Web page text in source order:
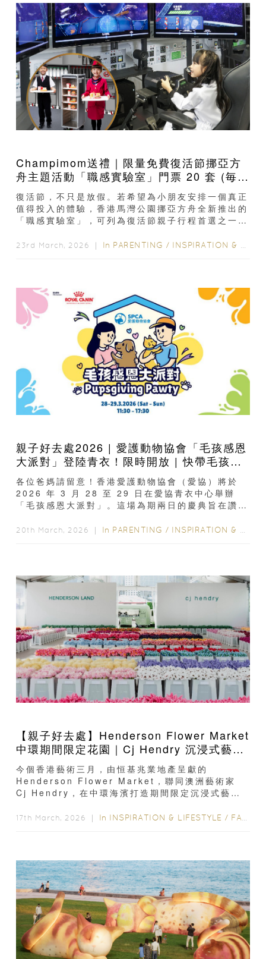
Champimom送禮｜限量免費復活節挪亞方
舟主題活動「職感實驗室」門票 20 套 (毎套
門票兩張連10個遊戲代幣) 價值$7920｜小
朋友化身夢想實習生體驗 6大職業
復活節，不只是放假。若希望為小朋友安排一個真正
值得投入的體驗，香港馬灣公園挪亞方舟全新推出的
「職感實驗室」，可列為復活節親子行程首選之一。
23rd March, 2026 ｜ In PARENTING / INSPIRATION & LIFESTYLE
親子好去處2026 | 愛護動物協會「毛孩感恩
大派對」登陸青衣！限時開放 | 快帶毛孩來
參加！
各位爸媽請留意！香港愛護動物協會（愛協）將於
2026 年 3 月 28 至 29 日在愛協青衣中心舉辦
「毛孩感恩大派對」。這場為期兩日的慶典旨在讚頌
伴...
20th March, 2026 ｜ In PARENTING / INSPIRATION & LIFESTYLE
【親子好去處】Henderson Flower Market
中環期間限定花園｜Cj Hendry 沉浸式藝術
展｜親子共創花束體驗
今個香港藝術三月，由恒基兆業地產呈獻的
Henderson Flower Market，聯同澳洲藝術家
Cj Hendry，在中環海濱打造期間限定沉浸式藝術
17th March, 2026 ｜ In INSPIRATION & LIFESTYLE / FAMILY FUN